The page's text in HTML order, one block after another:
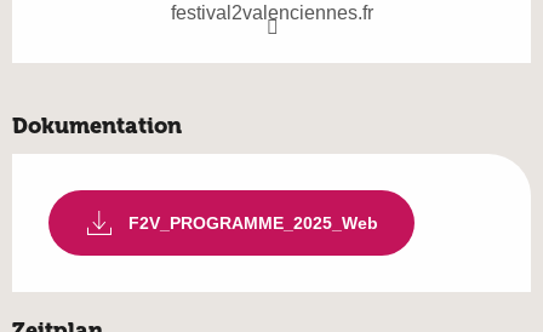
festival2valenciennes.fr
Dokumentation
F2V_PROGRAMME_2025_Web